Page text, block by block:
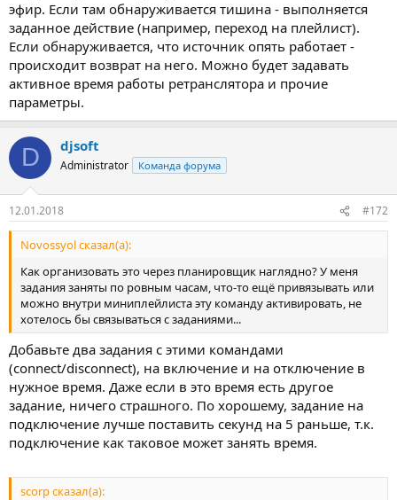
эфир. Если там обнаруживается тишина - выполняется
заданное действие (например, переход на плейлист).
Если обнаруживается, что источник опять работает -
происходит возврат на него. Можно будет задавать
активное время работы ретранслятора и прочие
параметры.
D djsoft
Administrator Команда форума
12.01.2018 #172
Novossyol сказал(а):
Как организовать это через планировщик наглядно? У меня
задания заняты по ровным часам, что-то ещё привязывать или
можно внутри миниплейлиста эту команду активировать, не
хотелось бы связываться с заданиями...
Добавьте два задания с этими командами
(connect/disconnect), на включение и на отключение в
нужное время. Даже если в это время есть другое
задание, ничего страшного. По хорошему, задание на
подключение лучше поставить секунд на 5 раньше, т.к.
подключение как таковое может занять время.
scorp сказал(а):